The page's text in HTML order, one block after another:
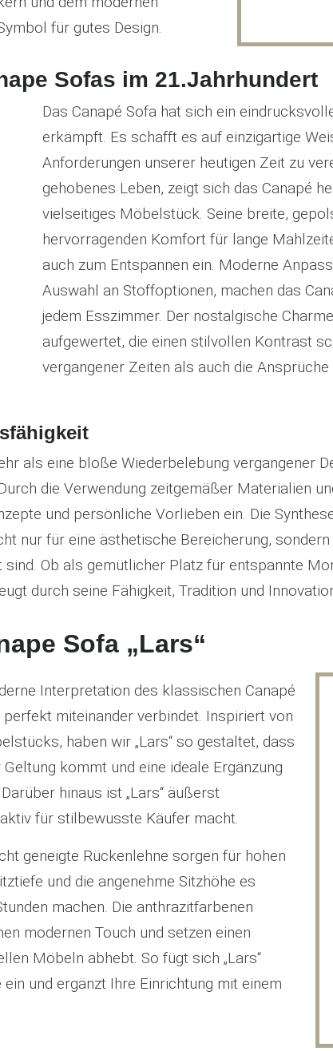
für gutes Design.
Sofas im 21.Jahrhundert
Das Canapé Sofa hat sich ein
erkämpft. Es schafft es auf einzigartige
Anforderungen unserer heutigen Zeit zu
gehobenes Leben, zeigt sich das Canapé
vielseitiges Möbelstück. Seine breite,
hervorragenden Komfort für lange
auch zum Entspannen ein. Moderne
Auswahl an Stoffoptionen, machen das
jedem Esszimmer. Der nostalgische
aufgewertet, die einen stilvollen Kontrast
vergangener Zeiten als auch die
als eine bloße Wiederbelebung vergangener
die Verwendung zeitgemäßer Materialien
und persönliche Vorlieben ein. Die
nur für eine ästhetische Bereicherung,
sind. Ob als gemütlicher Platz für entspannte
durch seine Fähigkeit, Tradition und
Sofa „Lars“
Interpretation des klassischen Canapé
miteinander verbindet. Inspiriert von
haben wir „Lars“ so gestaltet, dass
kommt und eine ideale Ergänzung
hinaus ist „Lars“ äußerst
für stilbewusste Käufer macht.
geneigte Rückenlehne sorgen für hohen
und die angenehme Sitzhöhe es
machen. Die anthrazitfarbenen
modernen Touch und setzen einen
Möbeln abhebt. So fügt sich „Lars“
und ergänzt Ihre Einrichtung mit einem